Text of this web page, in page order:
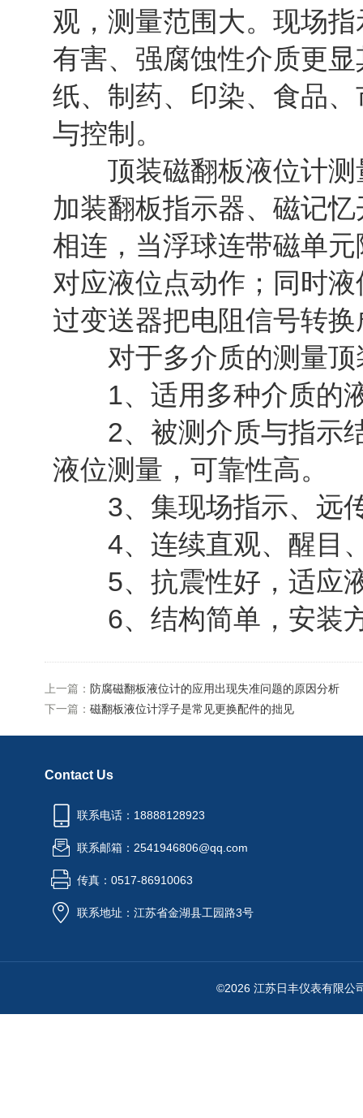
观，测量范围大。现场
有害、强腐蚀性介质更
纸、制药、印染、食品
与控制。
顶装磁翻板液位计测
加装翻板指示器、磁记
相连，当浮球连带磁单
对应液位点动作；同时
过变送器把电阻信号转
对于多介质的测量顶
1、适用多种介质的液
2、被测介质与指示结
液位测量，可靠性高。
3、集现场指示、远传
4、连续直观、醒目、
5、抗震性好，适应
6、结构简单，安装
上一篇： 防腐磁翻板液位计的应用出现失准问题的原因分析
下一篇： 磁翻板液位计浮子是常见更换配件的拙见
Contact Us
联系电话：18888128923
联系邮箱：2541946806@qq.com
传真：0517-86910063
联系地址：江苏省金湖县工园路3号
©2026 江苏日丰仪表有限公